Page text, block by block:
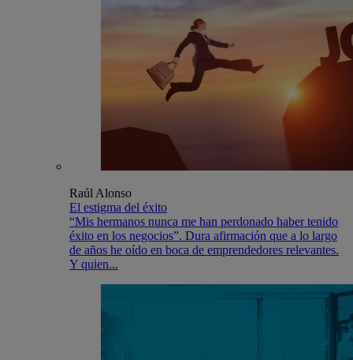
Raúl Alonso
El estigma del éxito
“Mis hermanos nunca me han perdonado haber tenido
éxito en los negocios”. Dura afirmación que a lo largo
de años he oído en boca de emprendedores relevantes.
Y quien...